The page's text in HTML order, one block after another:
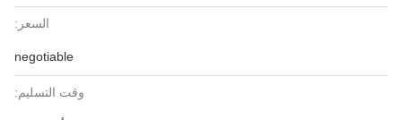
السعر:
negotiable
وقت التسليم: